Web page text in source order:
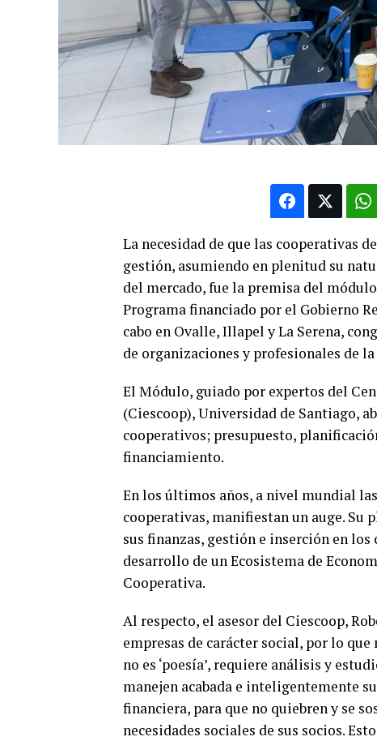
La necesidad de que las cooperativas
gestión, asumiendo en plenitud su
del mercado, fue la premisa del
Programa financiado por el Gobierno
cabo en Ovalle, Illapel y La Serena,
de organizaciones y profesionales de
El Módulo, guiado por expertos del
(Ciescoop), Universidad de Santiago,
cooperativos; presupuesto,
financiamiento.
En los últimos años, a nivel mundial
cooperativas, manifiestan un auge. Su
sus finanzas, gestión e inserción en
desarrollo de un Ecosistema de
Cooperativa.
Al respecto, el asesor del Ciescoop,
empresas de carácter social, por lo
no es ‘poesía’, requiere análisis y
manejen acabada e inteligentemente
financiera, para que no quiebren y se
necesidades sociales de sus socios.